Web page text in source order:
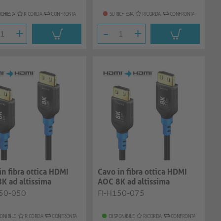
RICORDA CONFRONTA
+
SU RICHIESTA RICORDA CONFRONTA
- +
fibra ottica HDMI
ad altissima
ner...
050
RICORDA CONFRONTA
Cavo in fibra ottica HDMI
AOC 8K ad altissima
velocità, ner...
FI-H150-075
DISPONIBILE RICORDA CONFRONTA